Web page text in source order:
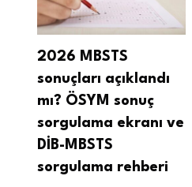
2026 MBSTS
sonuçları açıklandı
mı? ÖSYM sonuç
sorgulama ekranı ve
DİB-MBSTS
sorgulama rehberi